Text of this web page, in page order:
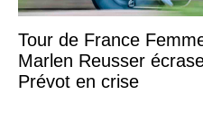
Tour de France
Marlen Reusser
Prévot en crise